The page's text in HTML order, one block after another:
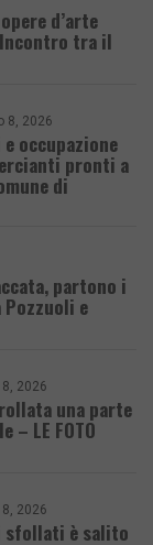
d’arte
tra il
8, 2026
occupazione
pronti a
di
partono i
e
2026
una parte
– LE FOTO
2026
sfollati è salito